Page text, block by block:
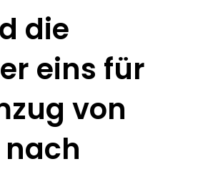
die
eins für
von
nach